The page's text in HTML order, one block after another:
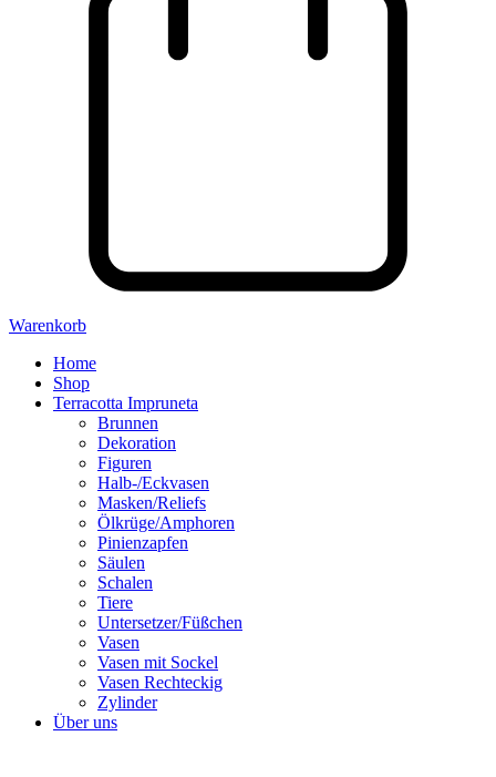
Warenkorb
Home
Shop
Terracotta Impruneta
Brunnen
Dekoration
Figuren
Halb-/Eckvasen
Masken/Reliefs
Ölkrüge/Amphoren
Pinienzapfen
Säulen
Schalen
Tiere
Untersetzer/Füßchen
Vasen
Vasen mit Sockel
Vasen Rechteckig
Zylinder
Über uns